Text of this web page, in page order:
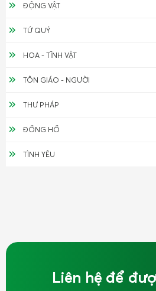
ĐỘNG VẬT
TỨ QUÝ
HOA - TĨNH VẬT
TÔN GIÁO - NGƯỜI
THƯ PHÁP
ĐỒNG HỒ
TÌNH YÊU
Liên hệ để